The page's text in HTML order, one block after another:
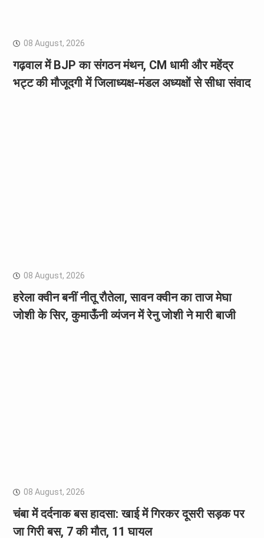
08 August, 2026
गढ़वाल में BJP का संगठन मंथन, CM धामी और महेंद्र
भट्ट की मौजूदगी में जिलाध्यक्ष-मंडल अध्यक्षों से सीधा संवाद
08 August, 2026
हरेला क्वीन बनीं नीतू रौतेला, सावन क्वीन का ताज मेघा
जोशी के सिर, कुमाऊँनी व्यंजन में रेनु जोशी ने मारी बाजी
08 August, 2026
चंबा में दर्दनाक बस हादसा: खाई में गिरकर दूसरी सड़क पर
जा गिरी बस, 7 की मौत, 11 घायल